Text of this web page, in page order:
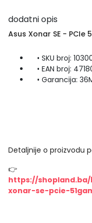
dodatni opis
Asus Xonar SE - PCIe
• SKU broj:
• EAN broj:
• Garancija:
Detaljnije o proizvodu
👉
https://
xonar-se-pcie-